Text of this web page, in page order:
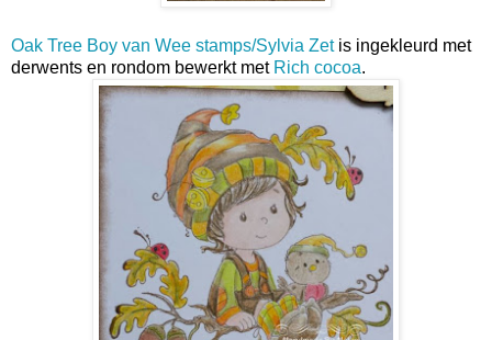
Oak Tree Boy van Wee stamps/Sylvia Zetis ingekleurd met
derwents en rondom bewerkt met Rich cocoa.